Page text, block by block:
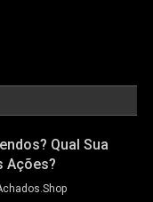
Qual Sua
Ações?